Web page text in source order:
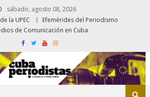
sábado, agosto 08, 2026
la UPEC
Efemérides del Periodismo
de Comunicación en Cuba